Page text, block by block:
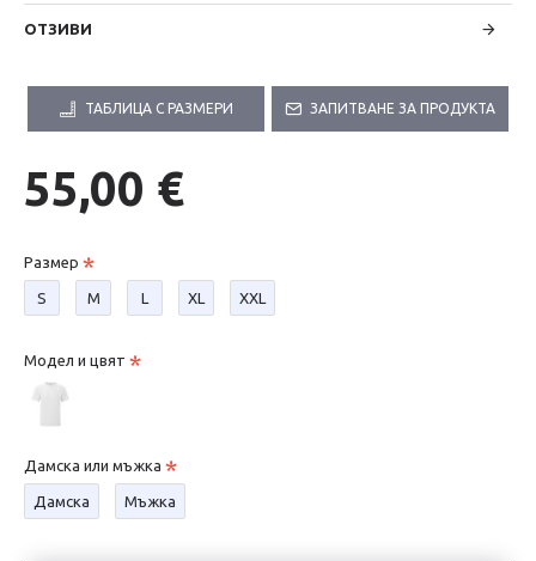
ОТЗИВИ
ТАБЛИЦА С РАЗМЕРИ ЗАПИТВАНЕ ЗА ПРОДУКТА
55,00 €
Размер
S М L XL XXL
Модел и цвят
Дамска или мъжка
Дамска Мъжка